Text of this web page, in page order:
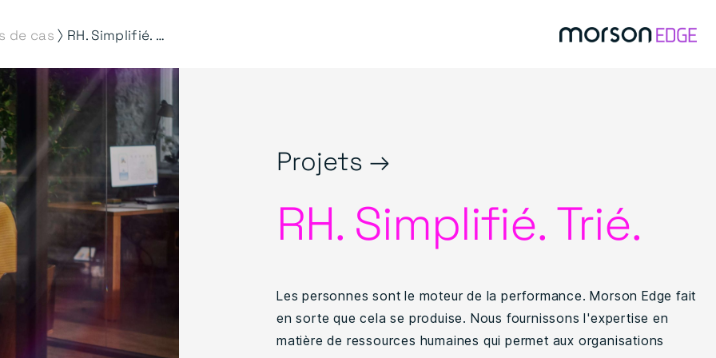
de cas ⟩ RH. Simplifié. Trié.
Projets →
RH. Simplifié. Trié.
Les personnes sont le moteur de la performance. Morson Edge fait
en sorte que cela se produise. Nous fournissons l'expertise en
matière de ressources humaines qui permet aux organisations